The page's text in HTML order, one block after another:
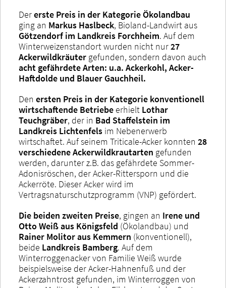
Dererste Preis in der Kategorie Ökolandbau
ging an Markus Haslbeck, Bioland-Landwirt aus
Götzendorf im Landkreis Forchheim. Auf dem
Winterweizenstandort wurden nicht nur27
Ackerwildkräuter gefunden, sondern davon auch
acht gefährdete Arten: u.a. Ackerkohl, Acker-
Haftdolde und Blauer Gauchheil.
Den ersten Preis in der Kategorie konventionell
wirtschaftende Betriebe erhielt Lothar
Teuchgräber, der in Bad Staffelstein im
Landkreis Lichtenfels im Nebenerwerb
wirtschaftet. Auf seinem Triticale-Acker konnten 28
verschiedene Ackerwildkrautarten gefunden
werden, darunter z.B. das gefährdete Sommer-
Adonisröschen, der Acker-Rittersporn und die
Ackerröte. Dieser Acker wird im
Vertragsnaturschutzprogramm (VNP) gefördert.
Die beiden zweiten Preise, gingen an Irene und
Otto Weiß aus Königsfeld (Ökolandbau) und
Rainer Molitor aus Kemmern (konventionell),
beide Landkreis Bamberg. Auf dem
Winterroggenacker von Familie Weiß wurde
beispielsweise der Acker-Hahnenfuß und der
Ackerzahntrost gefunden, im Winterroggen von